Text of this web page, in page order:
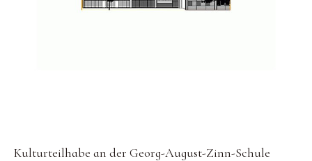
Kulturteilhabe an der Georg-August-Zinn-Schule